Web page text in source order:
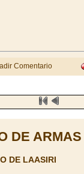
Comentario
DE
DE LAASIRI